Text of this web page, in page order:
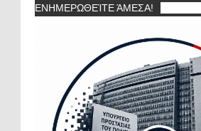
ΕΝΗΜΕΡΩΘΕΊΤΕ ΆΜΕΣΑ!